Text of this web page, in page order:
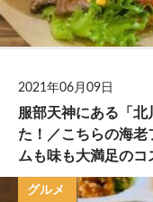
2021年06月09日
服部天神にある「北
た！／こちらの海
ムも味も大満足の
グルメ